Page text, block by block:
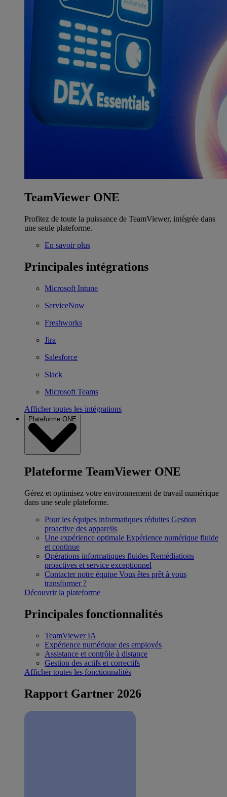
TeamViewer ONE
Profitez de toute la puissance de TeamViewer, intégrée dans
une seule plateforme.
En savoir plus
Principales intégrations
Microsoft Intune
ServiceNow
Freshworks
Jira
Salesforce
Slack
Microsoft Teams
Afficher toutes les intégrations
Plateforme ONE
Plateforme TeamViewer ONE
Gérez et optimisez votre environnement de travail numérique
dans une seule plateforme.
Pour les équipes informatiques réduites Gestion
proactive des appareils
Une expérience optimale Expérience numérique fluide
et continue
Opérations informatiques fluides Remédiations
proactives et service exceptionnel
Contacter notre équipe Vous êtes prêt à vous
transformer ?
Découvrir la plateforme
Principales fonctionnalités
TeamViewer IA
Expérience numérique des employés
Assistance et contrôle à distance
Gestion des actifs et correctifs
Afficher toutes les fonctionnalités
Rapport Gartner 2026